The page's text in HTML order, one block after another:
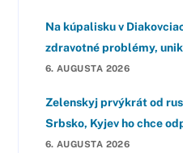
Na kúpalisku v
zdravotné problémy,
6. AUGUSTA 2026
Zelenskyj prvýkrát od
Srbsko, Kyjev ho chce
6. AUGUSTA 2026